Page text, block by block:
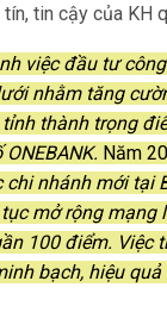
tín, tin cậy của KH
việc đầu tư
nhằm tăng
thành trọng
Năm
chi nhánh mới tại
mở rộng mạng
100 điểm. Việc
bạch, hiệu quả